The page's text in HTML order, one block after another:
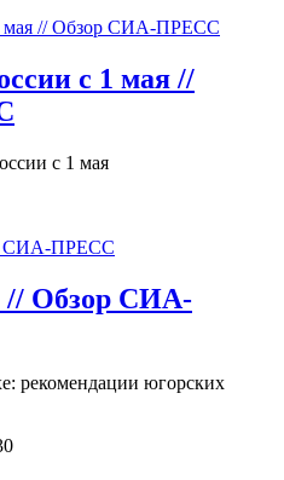
с 1 мая //
с 1 мая
// Обзор СИА-
рекомендации югорских